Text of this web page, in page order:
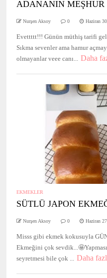
ADANANIN
Nurşen Aksoy 0 Haziran
Evettttt!!! Günün müthiş tarifi
Sıkma sevenler ama hamur
olmayanlar veee canı... Daha
EKMEKLER
SÜTLÜ JAPON
Nurşen Aksoy 0 Haziran
Misss gibi ekmek kokusuyla
Ekmeğini çok
seyretmesi bile çok ... Daha